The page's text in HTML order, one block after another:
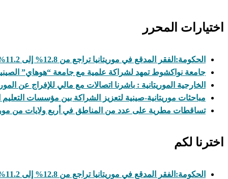
اختيارات المحرر
الحكومة:الفقر المدقع في موريتانيا تراجع من 12.8% إلى 11.2%
جامعة نواكشوط تمهد لشراكة علمية مع جامعة “هوهاي”
الخارجية الموريتانية : باشرنا اتصالات مع مالي للإفراج عن
مباحثات موريتانية-صينية لتعزيز الشراكة بين مؤسسات التعليم
تساقطات مطرية على عدد من المناطق في أربع ولايات من
اخترنا لكم
الحكومة:الفقر المدقع في موريتانيا تراجع من 12.8% إلى 11.2%